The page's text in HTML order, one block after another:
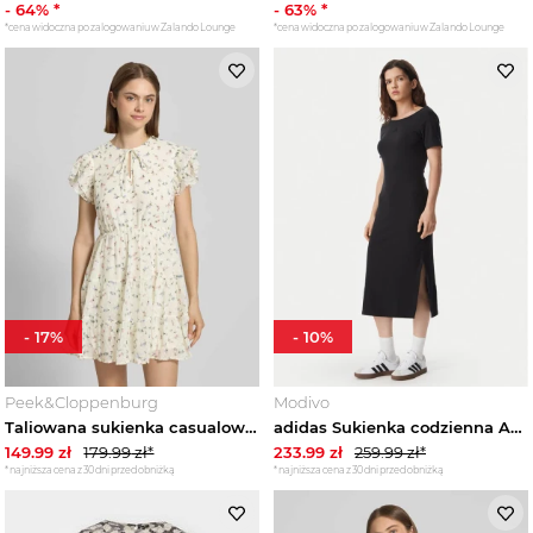
Kurtki damskie
Kamizelki damskie
Swetry damskie
Bluzy damskie
Jeansy damskie
Spodnie damskie
Spódnice damskie
Bielizna damska
-64% *
*cena widoczna po zalogowaniu w Zalando Lounge
- 63% *
*cena widoczna po zalogowaniu w Zalando Lounge
Peek&Cloppenburg
Taliowana sukienka casualowa z falbanami model 'ELIZA' Only Złamany biały
149.99 zł 179.99zł*
*najniższa cena z 30 dni przed obniżką
-17%
Modivo
adidas Sukienka codzienna Adidas Kit Small Logo Rib Dress KF2434 Czarny Slim Fit
233.99 zł 259.99zł*
*najniższa cena z 30 dni przed obniżką
- 10%